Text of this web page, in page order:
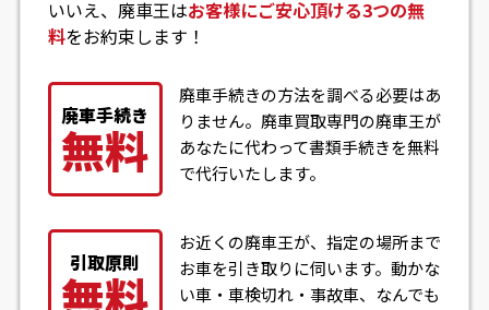
いいえ、廃車王はお客様にご安心頂ける3つの無
料をお約束します！
廃車手続き
無料
廃車手続きの方法を調べる必要はあ
りません。廃車買取専門の廃車王が
あなたに代わって書類手続きを無料
で代行いたします。
引取原則
無料
お近くの廃車王が、指定の場所まで
お車を引き取りに伺います。動かな
い車・車検切れ・事故車、なんでも